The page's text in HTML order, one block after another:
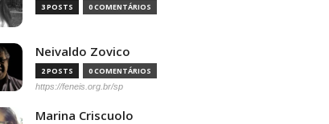
3 POSTS 0 COMENTÁRIOS
Neivaldo Zovico
2 POSTS 0 COMENTÁRIOS
https://feneis.org.br/sp
Marina Criscuolo